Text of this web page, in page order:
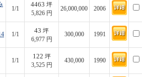
1/1
4463 坪
5,826 円
26,000,000 2006
1/1
43 坪
6,977 円
300,000 1991
1/1
122 坪
3,525 円
430,000 1990